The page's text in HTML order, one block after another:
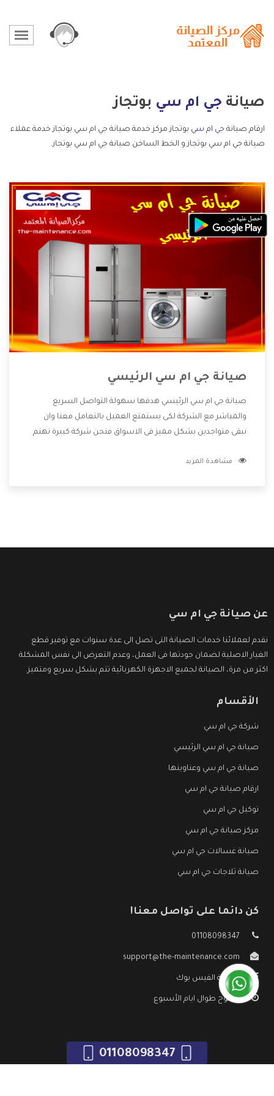
صيانة جي ام سي بوتجاز
ارقام صيانة جي ام سي بوتجاز مركز خدمة صيانة جي ام سي بوتجاز خدمة عملاء
صيانة جي ام سي بوتجاز و الخط الساخن صيانة جي ام سي بوتجاز.
صيانة جي ام سي الرئيسي
صيانة جي ام سي الرئيسي هدفها سهولة التواصل السريع
والمباشر مع الشركة لكى يستمتع العميل بالتعامل معنا وان
نبقى متواجدين بشكل مميز فى الاسواق فنحن شركة كبيرة نهتم
الشركة بها والتى تكون منها خدمة الصيانة التى تكون من أهم
مشاهدة المزيد
عن صيانة جي ام سي
نقدم لعملائنا خدمات الصيانة التى تصل الى عدة سنوات مع توفير قطع
الغيار الاصلية لضمان جودتها فى العمل، وعدم التعرض الى نفس المشكلة
اكثر من مرة، الصيانة لجميع الاجهزة الكهربائية تتم بشكل سريع ومتميز.
الأقسام
شركة جي ام سي
صيانة جي ام سي الرئيسي
صيانة جي ام سي وعناوينها
ارقام صيانة جي ام سي
توكيل جي ام سي
مركز صيانة جي ام سي
صيانة غسالات جي ام سي
صيانة ثلاجات جي ام سي
كن دائما على تواصل معنا!
01108098347
support@the-maintenance.com
صفحة الفيس بوك
مفتوح طوال ايام الأسبوع
01108098347